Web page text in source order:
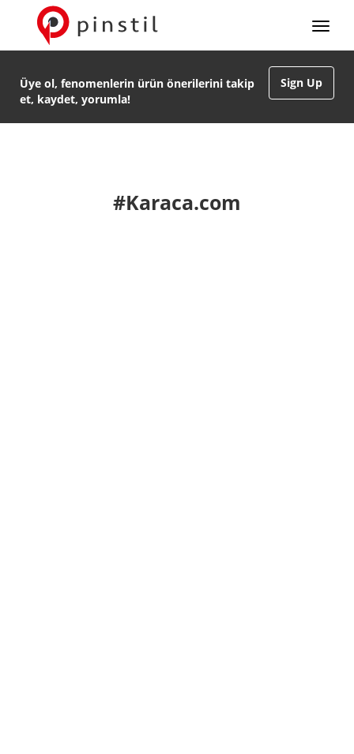
Sign Up
Üye ol, fenomenlerin ürün önerilerini takip
et, kaydet, yorumla!
#Karaca.com